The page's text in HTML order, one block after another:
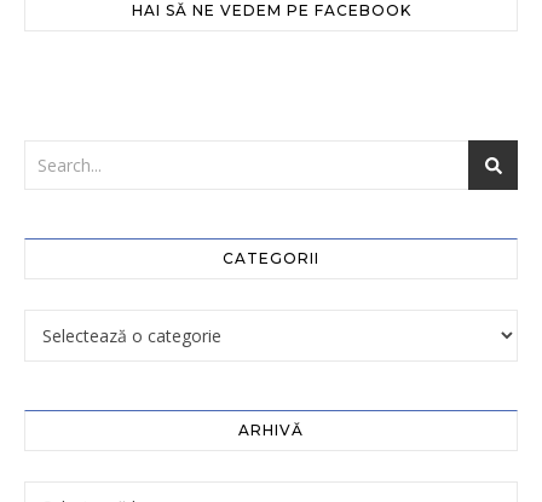
HAI SĂ NE VEDEM PE FACEBOOK
CATEGORII
ARHIVĂ